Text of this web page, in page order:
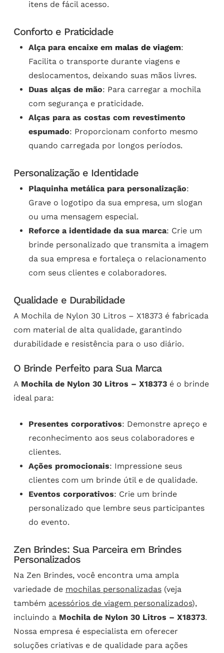
itens de fácil acesso.
Conforto e Praticidade
Alça para encaixe em malas de viagem:
Facilita o transporte durante viagens e
deslocamentos, deixando suas mãos livres.
Duas alças de mão: Para carregar a mochila
com segurança e praticidade.
Alças para as costas com revestimento
espumado: Proporcionam conforto mesmo
quando carregada por longos períodos.
Personalização e Identidade
Plaquinha metálica para personalização:
Grave o logotipo da sua empresa, um slogan
ou uma mensagem especial.
Reforce a identidade da sua marca: Crie um
brinde personalizado que transmita a imagem
da sua empresa e fortaleça o relacionamento
com seus clientes e colaboradores.
Qualidade e Durabilidade
A Mochila de Nylon 30 Litros – X18373 é fabricada
com material de alta qualidade, garantindo
durabilidade e resistência para o uso diário.
O Brinde Perfeito para Sua Marca
A Mochila de Nylon 30 Litros – X18373é o brinde
ideal para:
Presentes corporativos: Demonstre apreço e
reconhecimento aos seus colaboradores e
clientes.
Ações promocionais: Impressione seus
clientes com um brinde útil e de qualidade.
Eventos corporativos: Crie um brinde
personalizado que lembre seus participantes
do evento.
Zen Brindes: Sua Parceira em Brindes
Personalizados
Na Zen Brindes, você encontra uma ampla
variedade de mochilas personalizadas(veja
também acessórios de viagem personalizados),
incluindo a Mochila de Nylon 30 Litros – X18373.
Nossa empresa é especialista em oferecer
soluções criativas e de qualidade para ações